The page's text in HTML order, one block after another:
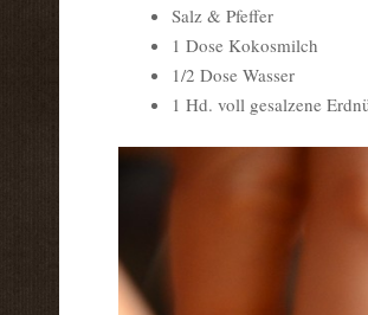
Salz & Pfeffer
1 Dose Kokosmilch
1/2 Dose Wasser
1 Hd. voll gesalzene